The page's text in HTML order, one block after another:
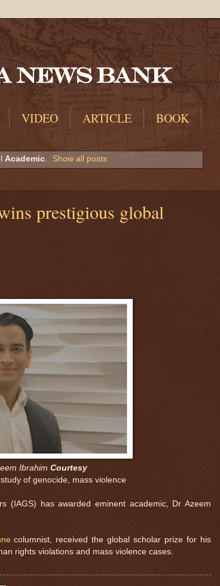
VIDEO ARTICLE BOOK
Academic. Show all posts
prestigious global
Ibrahim Courtesy
of genocide, mass violence
(IAGS) has awarded eminent academic, Dr Azeem
columnist, received the global scholar prize for his
rights violations and mass violence cases.